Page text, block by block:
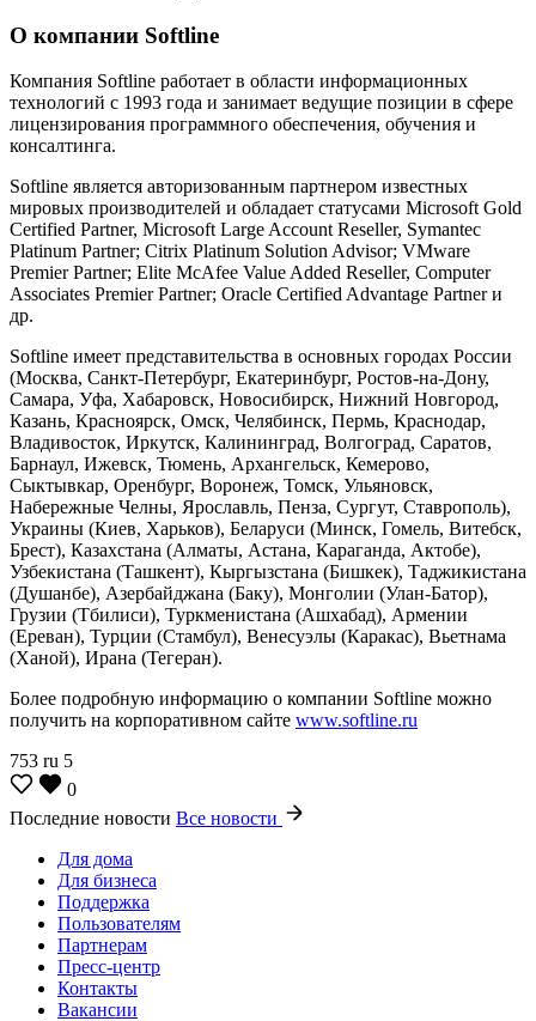
О компании Softline
Компания Softline работает в области информационных
технологий с 1993 года и занимает ведущие позиции в сфере
лицензирования программного обеспечения, обучения и
консалтинга.
Softline является авторизованным партнером известных
мировых производителей и обладает статусами Microsoft Gold
Certified Partner, Microsoft Large Account Reseller, Symantec
Platinum Partner; Citrix Platinum Solution Advisor; VMware
Premier Partner; Elite McAfee Value Added Reseller, Computer
Associates Premier Partner; Oracle Certified Advantage Partner и
др.
Softline имеет представительства в основных городах России
(Москва, Санкт-Петербург, Екатеринбург, Ростов-на-Дону,
Самара, Уфа, Хабаровск, Новосибирск, Нижний Новгород,
Казань, Красноярск, Омск, Челябинск, Пермь, Краснодар,
Владивосток, Иркутск, Калининград, Волгоград, Саратов,
Барнаул, Ижевск, Тюмень, Архангельск, Кемерово,
Сыктывкар, Оренбург, Воронеж, Томск, Ульяновск,
Набережные Челны, Ярославль, Пенза, Сургут, Ставрополь),
Украины (Киев, Харьков), Беларуси (Минск, Гомель, Витебск,
Брест), Казахстана (Алматы, Астана, Караганда, Актобе),
Узбекистана (Ташкент), Кыргызстана (Бишкек), Таджикистана
(Душанбе), Азербайджана (Баку), Монголии (Улан-Батор),
Грузии (Тбилиси), Туркменистана (Ашхабад), Армении
(Ереван), Турции (Стамбул), Венесуэлы (Каракас), Вьетнама
(Ханой), Ирана (Тегеран).
Более подробную информацию о компании Softline можно
получить на корпоративном сайте www.softline.ru
753 ru 5
0
Последние новости Все новости
Для дома
Для бизнеса
Поддержка
Пользователям
Партнерам
Пресс-центр
Контакты
Вакансии